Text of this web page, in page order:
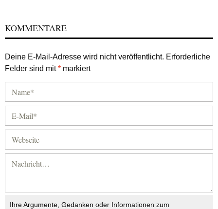
KOMMENTARE
Deine E-Mail-Adresse wird nicht veröffentlicht. Erforderliche
Felder sind mit* markiert
Ihre Argumente, Gedanken oder Informationen zum